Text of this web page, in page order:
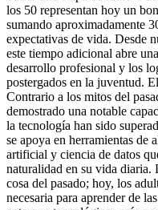
los 50 representan hoy un
sumando aproximadamente
expectativas de vida. Desde
este tiempo adicional abre
desarrollo profesional y los
postergados en la juventud.
Contrario a los mitos del
demostrado una notable
la tecnología han sido
se apoya en herramientas de
artificial y ciencia de datos
naturalidad en su vida diaria.
cosa del pasado; hoy, los
necesaria para aprender de